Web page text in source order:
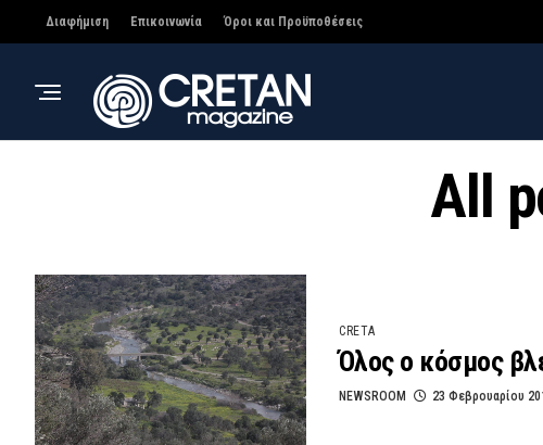
Διαφήμιση Επικοινωνία Όροι και Προϋποθέσεις
All
CRETA
Όλος ο κόσμος
NEWSROOM 23 Φεβρουαρίου